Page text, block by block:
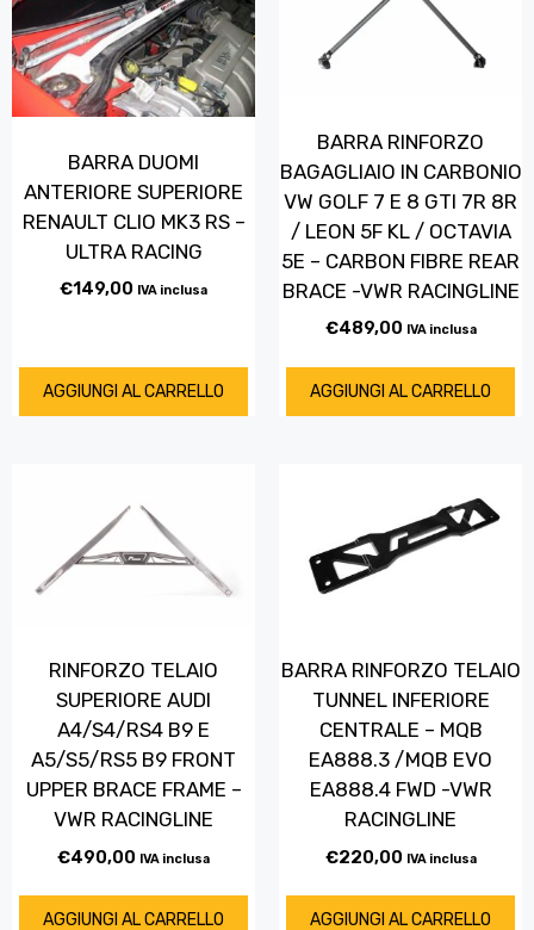
BARRA DUOMI
ANTERIORE SUPERIORE
RENAULT CLIO MK3 RS –
ULTRA RACING
€149,00 IVA inclusa
AGGIUNGI AL CARRELLO
BARRA RINFORZO
BAGAGLIAIO IN CARBONIO
VW GOLF 7 E 8 GTI 7R 8R
/ LEON 5F KL / OCTAVIA
5E – CARBON FIBRE REAR
BRACE -VWR RACINGLINE
€489,00 IVA inclusa
AGGIUNGI AL CARRELLO
RINFORZO TELAIO
SUPERIORE AUDI
A4/S4/RS4 B9 E
A5/S5/RS5 B9 FRONT
UPPER BRACE FRAME –
VWR RACINGLINE
€490,00 IVA inclusa
AGGIUNGI AL CARRELLO
BARRA RINFORZO TELAIO
TUNNEL INFERIORE
CENTRALE – MQB
EA888.3 /MQB EVO
EA888.4 FWD -VWR
RACINGLINE
€220,00 IVA inclusa
AGGIUNGI AL CARRELLO